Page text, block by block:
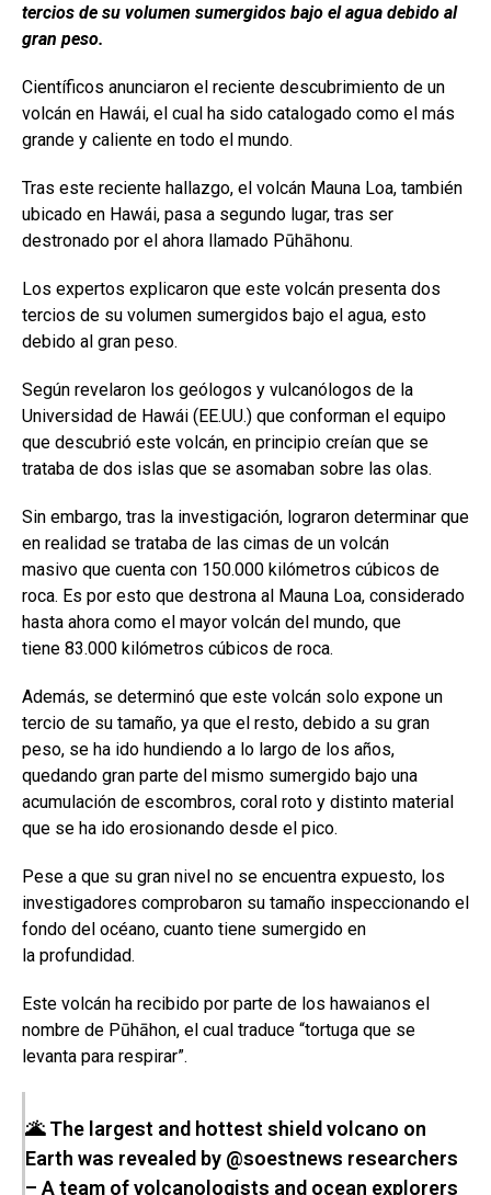
tercios de su volumen sumergidos bajo el agua debido al
gran peso.
Científicos anunciaron el reciente descubrimiento de un
volcán en Hawái, el cual ha sido catalogado como el más
grande y caliente en todo el mundo.
Tras este reciente hallazgo, el volcán Mauna Loa, también
ubicado en Hawái, pasa a segundo lugar, tras ser
destronado por el ahora llamado Pūhāhonu.
Los expertos explicaron que este volcán presenta dos
tercios de su volumen sumergidos bajo el agua, esto
debido al gran peso.
Según revelaron los geólogos y vulcanólogos de la
Universidad de Hawái (EE.UU.) que conforman el equipo
que descubrió este volcán, en principio creían que se
trataba de dos islas que se asomaban sobre las olas.
Sin embargo, tras la investigación, lograron determinar que
en realidad se trataba de las cimas de un volcán
masivo que cuenta con 150.000 kilómetros cúbicos de
roca. Es por esto que destrona al Mauna Loa, considerado
hasta ahora como el mayor volcán del mundo, que
tiene 83.000 kilómetros cúbicos de roca.
Además, se determinó que este volcán solo expone un
tercio de su tamaño, ya que el resto, debido a su gran
peso, se ha ido hundiendo a lo largo de los años,
quedando gran parte del mismo sumergido bajo una
acumulación de escombros, coral roto y distinto material
que se ha ido erosionando desde el pico.
Pese a que su gran nivel no se encuentra expuesto, los
investigadores comprobaron su tamaño inspeccionando el
fondo del océano, cuanto tiene sumergido en
la profundidad.
Este volcán ha recibido por parte de los hawaianos el
nombre de Pūhāhon, el cual traduce “tortuga que se
levanta para respirar”.
🌋 The largest and hottest shield volcano on
Earth was revealed by @soestnews researchers
– A team of volcanologists and ocean explorers